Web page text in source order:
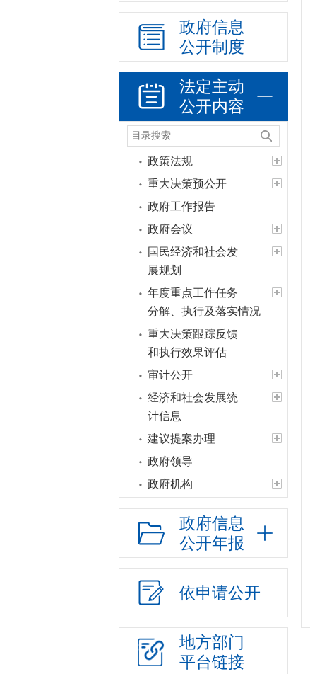
政府信息
公开制度
法定主动
公开内容
政策法规
重大决策预公开
政府工作报告
政府会议
国民经济和社会发
展规划
年度重点工作任务
分解、执行及落实情况
重大决策跟踪反馈
和执行效果评估
审计公开
经济和社会发展统
计信息
建议提案办理
政府领导
政府机构
人事信息
财政资金
应急管理
行政权力
“放管服”改革
重大建设项目
公共资源交易
政府信息
公开年报
依申请公开
地方部门
平台链接